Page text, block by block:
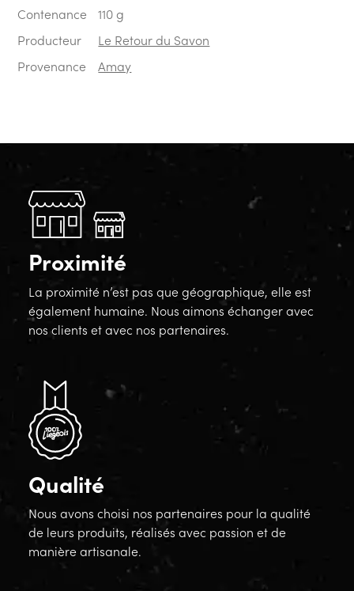
Contenance
110 g
Producteur
Le Retour du Savon
Provenance
Amay
Proximité
La proximité n’est pas que géographique, elle est
également humaine. Nous aimons échanger avec
nos clients et avec nos partenaires.
Qualité
Nous avons choisi nos partenaires pour la qualité
de leurs produits, réalisés avec passion et de
manière artisanale.